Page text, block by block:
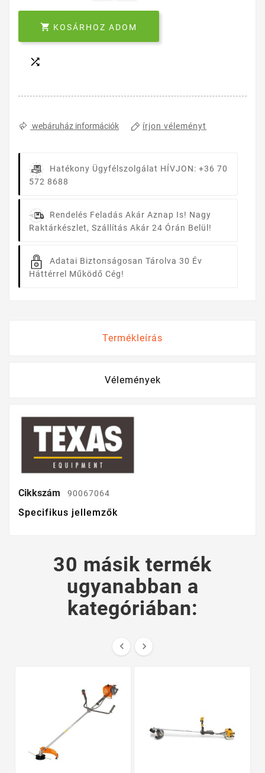
 KOSÁRHOZ ADOM

webáruház információk írjon véleményt
Hatékony Ügyfélszolgálat HÍVJON: +36 70
572 8688
Rendelés Feladás Akár Aznap Is! Nagy
Raktárkészlet, Szállítás Akár 24 Órán Belül!
Adatai Biztonságosan Tárolva 30 Év
Háttérrel Működő Cég!
Termékleírás
Vélemények
Cikkszám 90067064
Specifikus jellemzők
30 másik termék
ugyanabban a
kategóriában:
 